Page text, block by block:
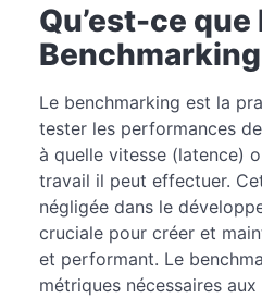
Qu’est-ce que
Le benchmarking est la
tester les performances
à quelle vitesse (latence)
travail il peut effectuer.
négligée dans le
cruciale pour créer et
et performant. Le
métriques nécessaires